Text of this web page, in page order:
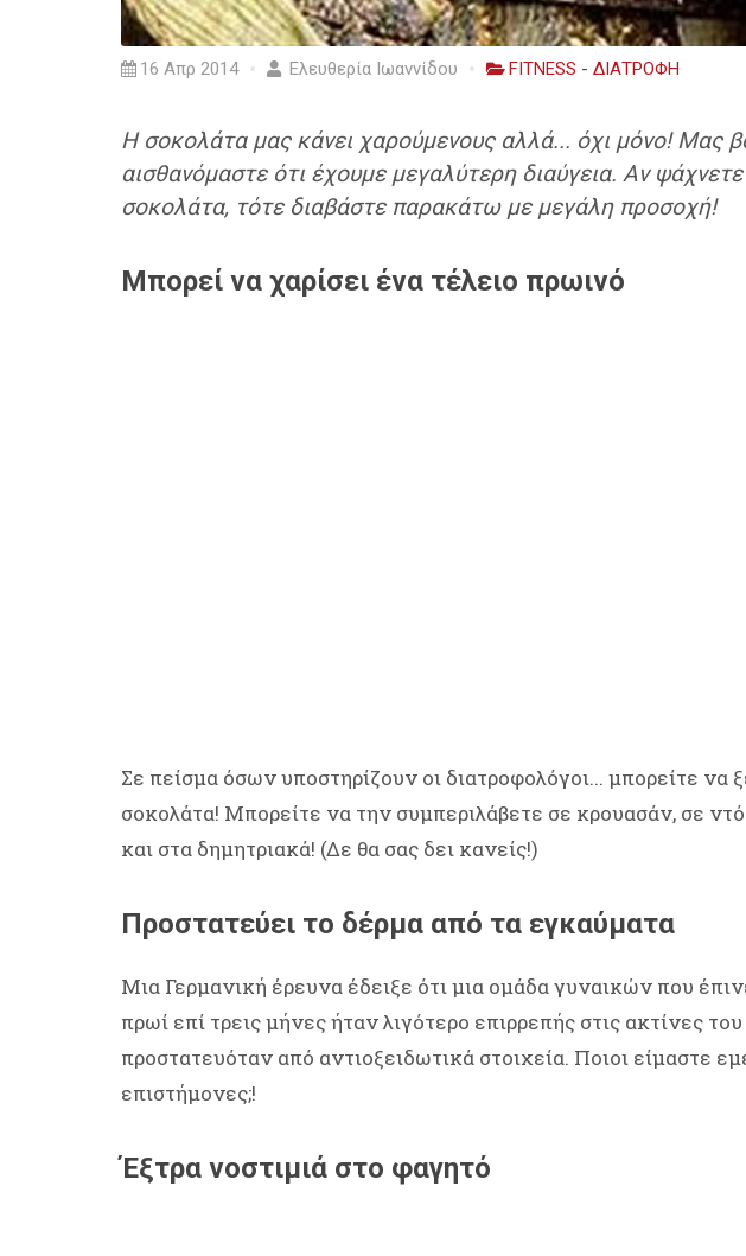
16 Απρ 2014 Ελευθερία Ιωαννίδου FITNESS - ΔΙΑΤΡΟΦΗ
Η σοκολάτα μας κάνει χαρούμενους αλλά... όχι μόνο! Μας
αισθανόμαστε ότι έχουμε μεγαλύτερη διαύγεια. Αν
σοκολάτα, τότε διαβάστε παρακάτω με μεγάλη προσοχή!
Μπορεί να χαρίσει ένα τέλειο πρωινό
Σε πείσμα όσων υποστηρίζουν οι διατροφολόγοι... μπορείτε να
σοκολάτα! Μπορείτε να την συμπεριλάβετε σε κρουασάν, σε
και στα δημητριακά! (Δε θα σας δει κανείς!)
Προστατεύει το δέρμα από τα εγκαύματα
Μια Γερμανική έρευνα έδειξε ότι μια ομάδα γυναικών που
πρωί επί τρεις μήνες ήταν λιγότερο επιρρεπής στις ακτίνες
προστατευόταν από αντιοξειδωτικά στοιχεία. Ποιοι είμαστε
επιστήμονες;!
Έξτρα νοστιμιά στο φαγητό